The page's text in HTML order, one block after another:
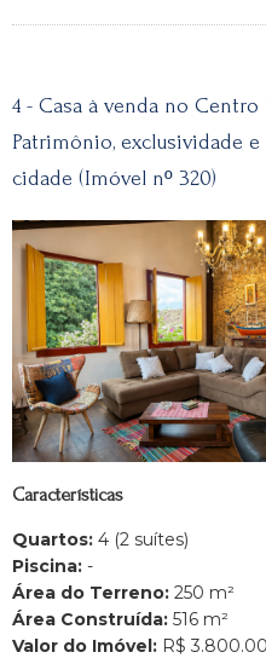
4 - Casa à venda no Centro
Patrimônio, exclusividade
cidade (Imóvel nº 320)
Características
Quartos: 4 (2 suítes)
Piscina: -
Área do Terreno: 250 m²
Área Construída: 516 m²
Valor do Imóvel: R$